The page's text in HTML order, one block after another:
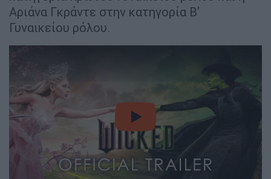
Αριάνα Γκράντε στην κατηγορία Β'
Γυναικείου ρόλου.
video